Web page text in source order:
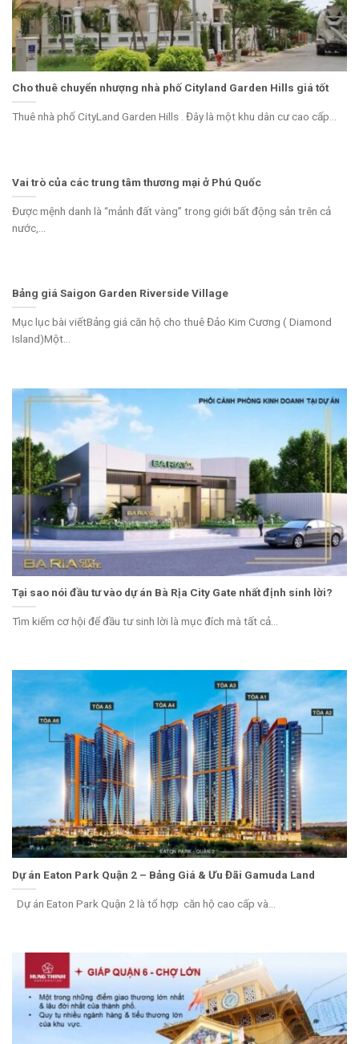
Cho thuê chuyển nhượng nhà phố Cityland Garden Hills giá tốt
Thuê nhà phố CityLand Garden Hills . Đây là một khu dân cư cao cấp...
Vai trò của các trung tâm thương mại ở Phú Quốc
Được mệnh danh là “mảnh đất vàng” trong giới bất động sản trên cả
nước,...
Bảng giá Saigon Garden Riverside Village
Mục lục bài viếtBảng giá căn hộ cho thuê Đảo Kim Cương ( Diamond
Island)Một...
Tại sao nói đầu tư vào dự án Bà Rịa City Gate nhất định sinh lời?
Tìm kiếm cơ hội để đầu tư sinh lời là mục đích mà tất cả...
Dự án Eaton Park Quận 2 – Bảng Giá & Ưu Đãi Gamuda Land
Dự án Eaton Park Quận 2 là tổ hợp căn hộ cao cấp và...